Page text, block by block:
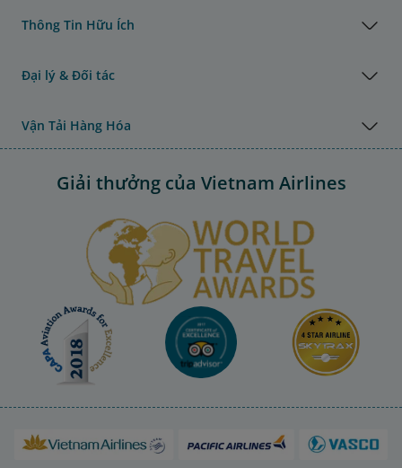
Thông Tin Hữu Ích
Đại lý & Đối tác
Vận Tải Hàng Hóa
Giải thưởng của Vietnam Airlines